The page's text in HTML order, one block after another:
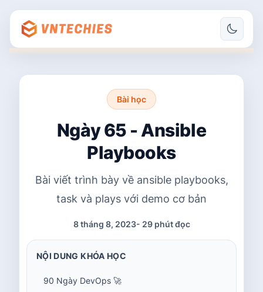
Bài học
Ngày 65 - Ansible
Playbooks
Bài viết trình bày về ansible playbooks,
task và plays với demo cơ bản
8 tháng 8, 2023- 29 phút đọc
NỘI DUNG KHÓA HỌC
90 Ngày DevOps 🚀